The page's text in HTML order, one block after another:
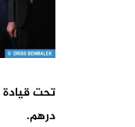
درهم.